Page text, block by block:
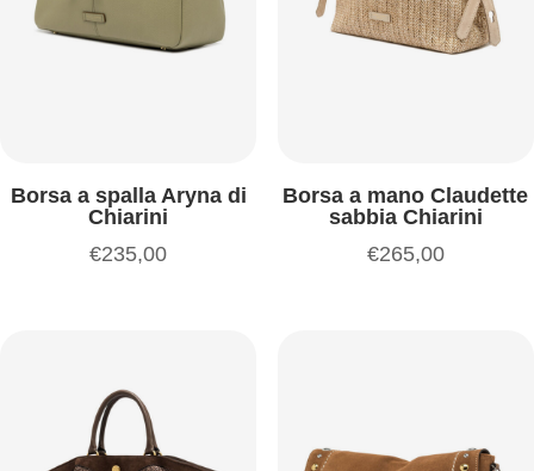
Borsa a spalla Aryna di
Chiarini
€235,00
Borsa a mano Claudette
sabbia Chiarini
€265,00